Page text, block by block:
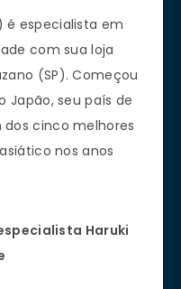
especialista em
com sua loja
(SP). Começou
Japão, seu país de
cinco melhores
nos anos
Haruki